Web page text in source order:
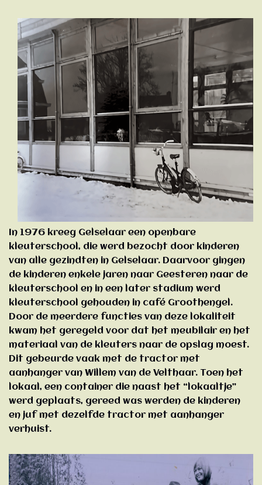
In 1976 kreeg Gelselaar een openbare
kleuterschool, die werd bezocht door kinderen
van alle gezindten in Gelselaar. Daarvoor gingen
de kinderen enkele jaren naar Geesteren naar de
kleuterschool en in een later stadium werd
kleuterschool gehouden in café Groothengel.
Door de meerdere functies van deze lokaliteit
kwam het geregeld voor dat het meubilair en het
materiaal van de kleuters naar de opslag moest.
Dit gebeurde vaak met de tractor met
aanhanger van Willem van de Velthaar. Toen het
lokaal, een container die naast het “lokaaltje”
werd geplaats, gereed was werden de kinderen
en juf met dezelfde tractor met aanhanger
verhuist.